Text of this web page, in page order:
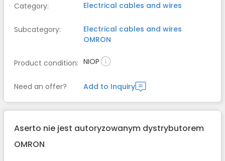
Category: Electrical cables and wires
Subcategory:
Electrical cables and wires
OMRON
Product condition: NIOP
Need an offer? Add to Inquiry
Aserto nie jest autoryzowanym dystrybutorem
OMRON